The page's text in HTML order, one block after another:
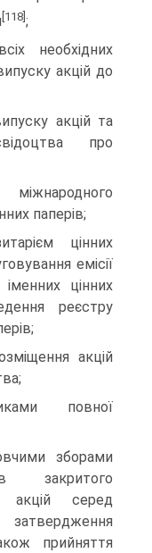
[118] ;
необхідних
акцій до
акцій та
про
паперів;
цінних
емісії
цінних
реєстру
акцій
повної
зборами
закритого
акцій серед
затвердження
прийняття